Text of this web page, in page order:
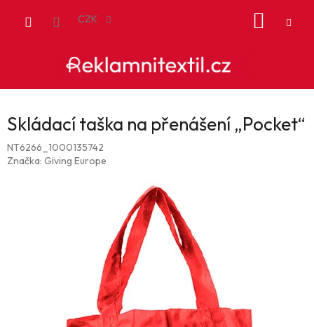
CZK
Skládací taška na přenášení „Pocket“
NT6266_1000135742
Značka: Giving Europe